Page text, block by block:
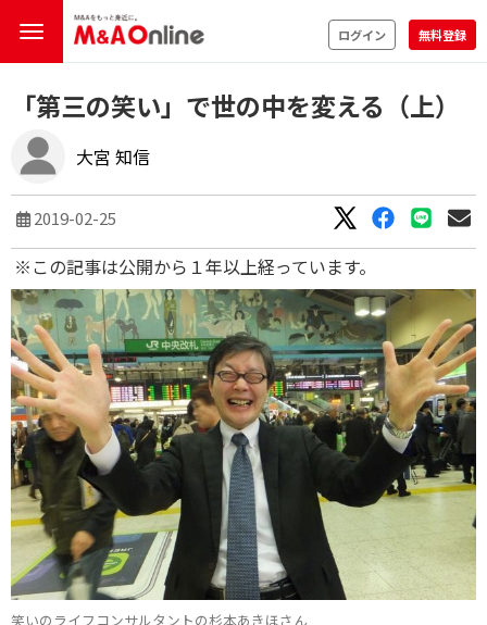
ログイン 無料登録
「第三の笑い」で世の中を変える（上）
大宮 知信
2019-02-25
※この記事は公開から１年以上経っています。
笑いのライフコンサルタントの杉本あきほさん